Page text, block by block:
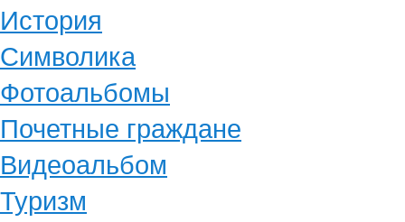
История
Символика
Фотоальбомы
Почетные граждане
Видеоальбом
Туризм